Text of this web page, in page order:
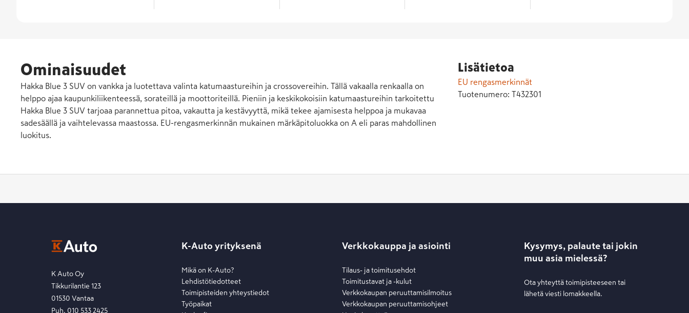
Ominaisuudet
Hakka Blue 3 SUV on vankka ja luotettava valinta katumaastureihin ja crossovereihin. Tällä vakaalla renkaalla on
helppo ajaa kaupunkiliikenteessä, sorateillä ja moottoriteillä. Pieniin ja keskikokoisiin katumaastureihin tarkoitettu
Hakka Blue 3 SUV tarjoaa parannettua pitoa, vakautta ja kestävyyttä, mikä tekee ajamisesta helppoa ja mukavaa
sadesäällä ja vaihtelevassa maastossa. EU-rengasmerkinnän mukainen märkäpitoluokka on A eli paras mahdollinen
luokitus.
Lisätietoa
EU rengasmerkinnät
Tuotenumero:T432301
K Auto Oy
Tikkurilantie 123
01530 Vantaa
Puh. 010 533 2425
K-Auto yrityksenä
Mikä on K-Auto?
Lehdistötiedotteet
Toimipisteiden yhteystiedot
Työpaikat
Verkkokauppa ja asiointi
Tilaus- ja toimitusehdot
Toimitustavat ja -kulut
Verkkokaupan peruuttamisilmoitus
Verkkokaupan peruuttamisohjeet
Kysymys, palaute tai jokin
muu asia mielessä?
Ota yhteyttä toimipisteeseen tai
lähetä viesti lomakkeella.